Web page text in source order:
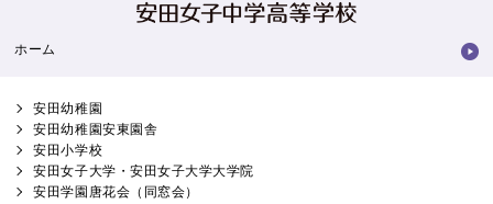
ホーム
安田幼稚園
安田幼稚園安東園舎
安田小学校
安田女子大学・安田女子大学大学院
安田学園唐花会（同窓会）